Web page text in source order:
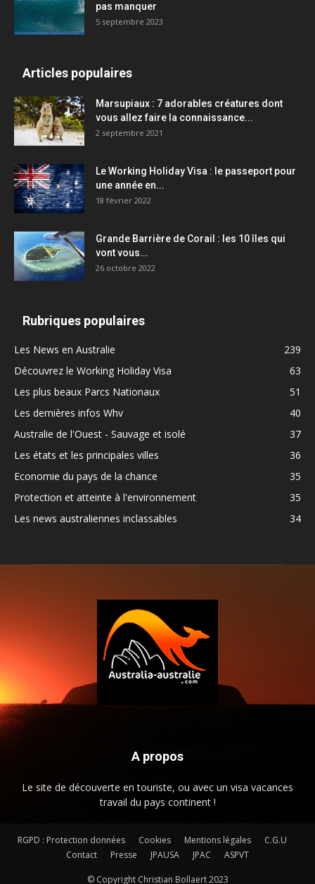
pas manquer
5 septembre 2023
Articles populaires
Marsupiaux : 7 adorables créatures dont
vous allez faire la connaissance...
2 septembre 2021
Le Working Holiday Visa : le passeport pour
une année en...
18 février 2022
Grande Barrière de Corail : les 10 îles qui
vont vous...
26 octobre 2022
Rubriques populaires
Les News en Australie
239
Découvrez le Working Holiday Visa
63
Les plus beaux Parcs Nationaux
51
Les dernières infos Whv
40
Australie de l'Ouest - Sauvage et isolé
37
Les états et les principales villes
36
Economie du pays de la chance
35
Protection et atteinte à l'environnement
35
Les news australiennes inclassables
34
A propos
Le site de découverte en touriste, ou avec un visa vacances
travail du pays continent !
RGPD : Protection données Cookies Mentions légales
C.G.U
Contact
Presse JPAUSA JPAC ASPVT
© Copyright Christian Bollaert 2023